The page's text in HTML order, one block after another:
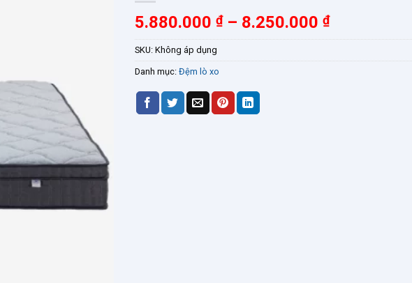
5.880.000 ₫ – 8.250.000 ₫Khoảng
giá:
SKU: Không áp dụng
Danh mục: Đệm lò xo